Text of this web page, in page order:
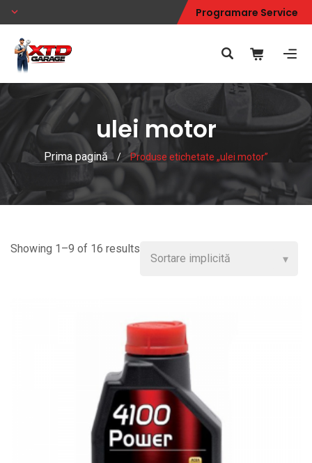
Programare Service
ulei motor
Prima pagină / Produse etichetate „ulei motor”
Showing 1–9 of 16 results